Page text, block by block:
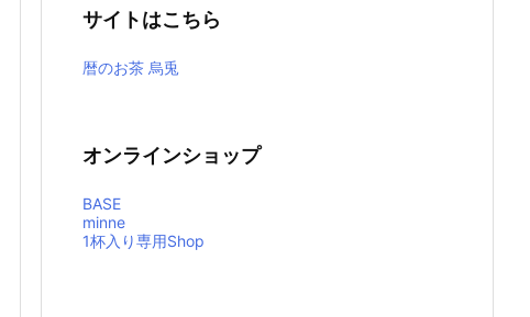
サイトはこちら
暦のお茶 烏兎
オンラインショップ
BASE
minne
1杯入り専用Shop